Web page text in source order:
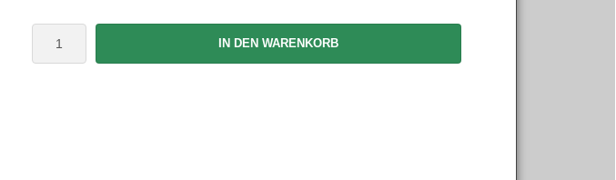
IN DEN WARENKORB